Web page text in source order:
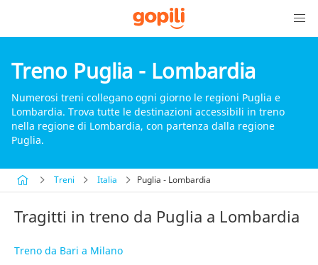
Treno Puglia - Lombardia
Numerosi treni collegano ogni giorno le regioni Puglia e
Lombardia. Trova tutte le destinazioni accessibili in treno
nella regione di Lombardia, con partenza dalla regione
Puglia.
Treni Italia Puglia - Lombardia
Tragitti in treno da Puglia a Lombardia
Treno da Bari a Milano